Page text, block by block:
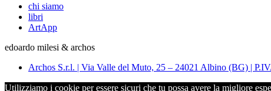
chi siamo
libri
ArtApp
edoardo milesi & archos
Archos S.r.l. | Via Valle del Muto, 25 – 24021 Albino (BG) |
Utilizziamo i cookie per essere sicuri che tu possa avere la migliore